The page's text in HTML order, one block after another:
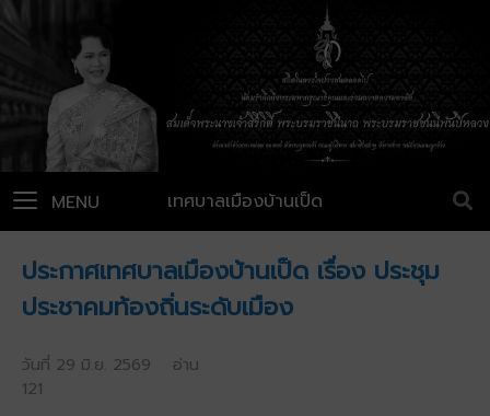
เทศบาลเมืองบ้านเป็ด
MENU
ประกาศเทศบาลเมืองบ้านเป็ด เรื่อง ประชุม
ประชาคมท้องถิ่นระดับเมือง
วันที่ 29 มิ.ย. 2569 อ่าน
121